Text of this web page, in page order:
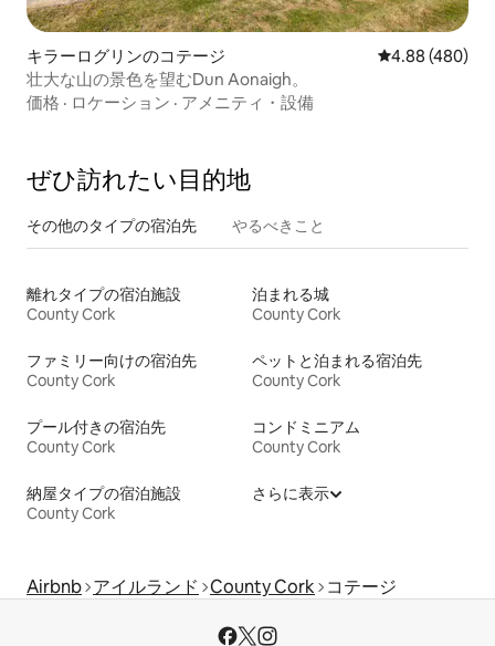
キラーログリンのコテージ レビュー480
4.88 (480)
壮大な山の景色を望むDun Aonaigh。
価格 · ロケーション · アメニティ・設備
ぜひ訪⁠れ⁠た⁠い目⁠的⁠地
その他のタ⁠イ⁠プ⁠の宿⁠泊⁠先 やるべきこと
離れタイプの宿泊施設
County Cork
泊まれる城
County Cork
ファミリー向けの宿泊先
County Cork
ペットと泊まれる宿泊先
County Cork
プール付きの宿泊先
County Cork
コンドミニアム
County Cork
納屋タイプの宿泊施設
County Cork
さらに表示
Airbnb アイルランド County Cork コテージ